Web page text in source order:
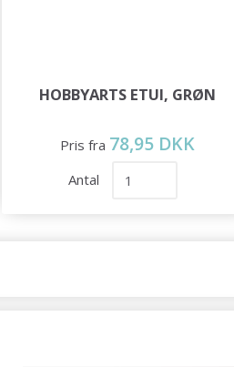
HOBBYARTS ETUI, GRØN
Pris fra 78,95 DKK
Antal